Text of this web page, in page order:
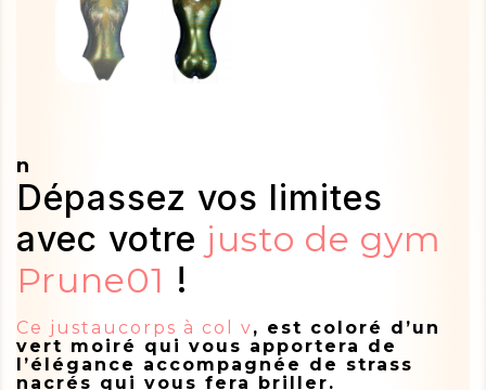
n
Dépassez vos limites
avec votre justo de gym
Prune01 !
Ce justaucorps à col v, est coloré d’un
vert moiré qui vous apportera de
l’élégance accompagnée de strass
nacrés qui vous fera briller.